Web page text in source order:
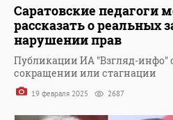
Саратовские педагоги
рассказать о реальных
нарушении прав
Публикации ИА "Взгляд-инфо"
сокращении или стагнации
19 февраля 2025 2687